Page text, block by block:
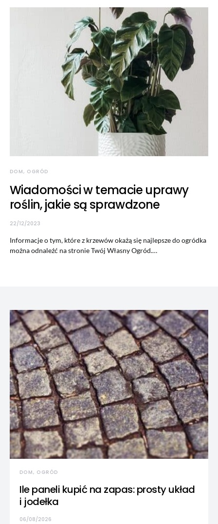
DOM, OGRÓD
Wiadomości w temacie uprawy
roślin, jakie są sprawdzone
22/12/2023
Informacje o tym, które z krzewów okażą się najlepsze do ogródka
można odnaleźć na stronie Twój Własny Ogród.…
DOM, OGRÓD
Ile paneli kupić na zapas: prosty układ
i jodełka
06/08/2026